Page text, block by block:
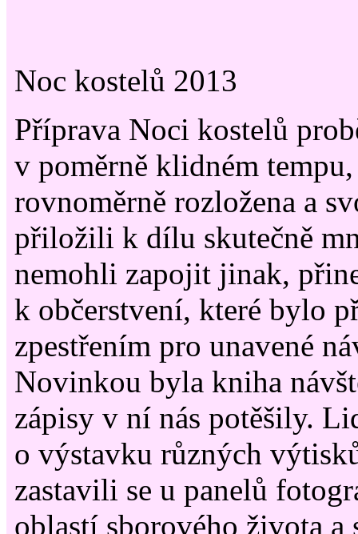
Noc kostelů 2013
Příprava Noci kostelů
v poměrně klidném
rovnoměrně rozložena a
přiložili k dílu skutečně
nemohli zapojit jinak,
k občerstvení, které bylo
zpestřením pro unavené
Novinkou byla kniha
zápisy v ní nás potěšily.
o výstavku různých
zastavili se u panelů
oblastí sborového života a